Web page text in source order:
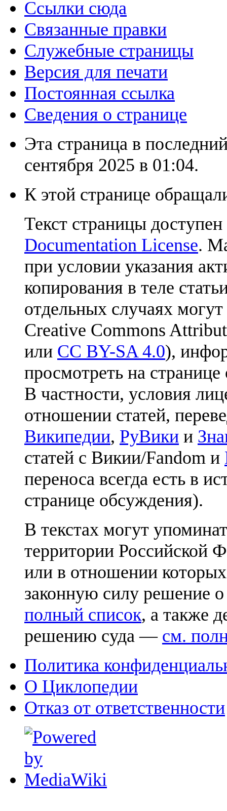
Ссылки сюда
Связанные правки
Служебные страницы
Версия для печати
Постоянная ссылка
Сведения о странице
Эта страница в
сентября 2025 в 01:04.
К этой странице
Текст страницы
Documentation License.
при условии указания
копирования в теле
отдельных случаях
Creative Commons
или CC BY-SA 4.0),
просмотреть на
В частности, условия
отношении статей,
Википедии, РуВики и
статей с Викии/Fandom и
переноса всегда есть в
странице обсуждения).
В текстах могут
территории Российской
или в отношении
законную силу решение
полный список, а также
решению суда — см.
Политика
О Циклопедии
Отказ от ответственности